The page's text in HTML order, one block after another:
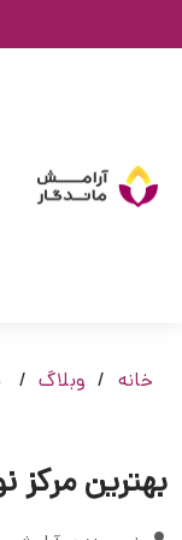
خانه وبلاگ
بهترین